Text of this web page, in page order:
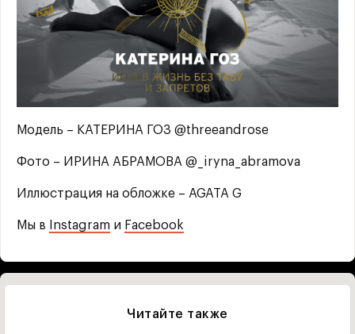
Модель – КАТЕРИНА ГОЗ @threeandrose
Фото – ИРИНА АБРАМОВА @_iryna_abramova
Иллюстрация на обложке – AGATA G
Мы в Instagram и Facebook
Читайте также